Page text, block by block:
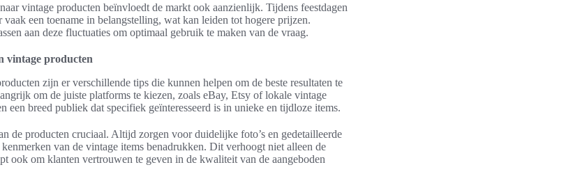
vintage producten beïnvloedt de markt ook aanzienlijk. Tijdens feestdagen
vaak een toename in belangstelling, wat kan leiden tot hogere prijzen.
aan deze fluctuaties om optimaal gebruik te maken van de vraag.
vintage producten
zijn er verschillende tips die kunnen helpen om de beste resultaten te
om de juiste platforms te kiezen, zoals eBay, Etsy of lokale vintage
een breed publiek dat specifiek geïnteresseerd is in unieke en tijdloze items.
de producten cruciaal. Altijd zorgen voor duidelijke foto’s en gedetailleerde
van de vintage items benadrukken. Dit verhoogt niet alleen de
ook om klanten vertrouwen te geven in de kwaliteit van de aangeboden